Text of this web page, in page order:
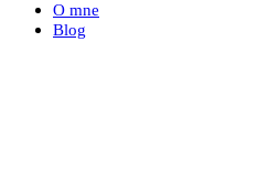
O mne
Blog